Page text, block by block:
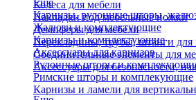
Колеса для мебели
Накладки под мебельные ножки
Демпферы для мебели
Перекладины, трубы, штанги для
Соединительные элементы для
Аксессуары для безопасности,
Еще
Карнизы, рулонные шторы,
Жалюзи и комплектующие
Карнизы и комплектующие
Аксессуары для карнизов
Рулонные шторы и
Римские шторы и комплекующие
Карнизы и ламели для